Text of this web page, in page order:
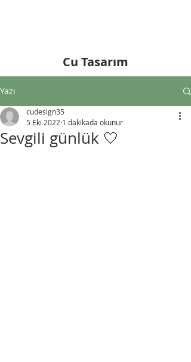
Cu Tasarım
Yazı
Sevgili günlük 🤍
cudesign35
5 Eki 2022 1 dakikada okunur